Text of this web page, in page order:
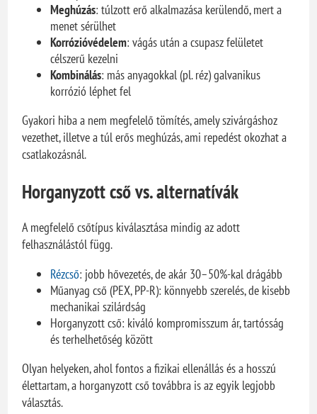
Meghúzás: túlzott erő alkalmazása kerülendő, mert a
menet sérülhet
Korrózióvédelem: vágás után a csupasz felületet
célszerű kezelni
Kombinálás: más anyagokkal (pl. réz) galvanikus
korrózió léphet fel
Gyakori hiba a nem megfelelő tömítés, amely szivárgáshoz
vezethet, illetve a túl erős meghúzás, ami repedést okozhat a
csatlakozásnál.
Horganyzott cső vs. alternatívák
A megfelelő csőtípus kiválasztása mindig az adott
felhasználástól függ.
Rézcső: jobb hővezetés, de akár 30–50%-kal drágább
Műanyag cső (PEX, PP-R): könnyebb szerelés, de kisebb
mechanikai szilárdság
Horganyzott cső: kiváló kompromisszum ár, tartósság
és terhelhetőség között
Olyan helyeken, ahol fontos a fizikai ellenállás és a hosszú
élettartam, a horganyzott cső továbbra is az egyik legjobb
választás.